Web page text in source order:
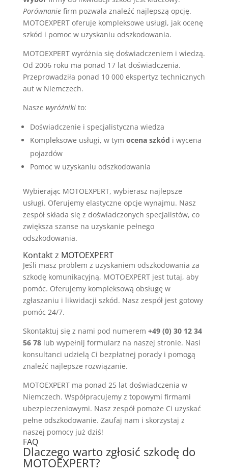
Porównaniefirm pozwala znaleźć najlepszą opcję.
MOTOEXPERT oferuje kompleksowe usługi, jak ocenę
szkód i pomoc w uzyskaniu odszkodowania.
MOTOEXPERT wyróżnia się doświadczeniem i wiedzą.
Od 2006 roku ma ponad 17 lat doświadczenia.
Przeprowadziła ponad 10 000 ekspertyz technicznych
aut w Niemczech.
Nasze wyróżnikito:
Doświadczenie i specjalistyczna wiedza
Kompleksowe usługi, w tym ocena szkód i wycena
pojazdów
Pomoc w uzyskaniu odszkodowania
Wybierając MOTOEXPERT, wybierasz najlepsze
usługi. Oferujemy elastyczne opcje wynajmu. Nasz
zespół składa się z doświadczonych specjalistów, co
zwiększa szanse na uzyskanie pełnego
odszkodowania.
Kontakt z MOTOEXPERT
Jeśli masz problem z uzyskaniem odszkodowania za
szkodę komunikacyjną, MOTOEXPERT jest tutaj, aby
pomóc. Oferujemy kompleksową obsługę w
zgłaszaniu i likwidacji szkód. Nasz zespół jest gotowy
pomóc 24/7.
Skontaktuj się z nami pod numerem +49 (0) 30 12 34
56 78lub wypełnij formularz na naszej stronie. Nasi
konsultanci udzielą Ci bezpłatnej porady i pomogą
znaleźć najlepsze rozwiązanie.
MOTOEXPERT ma ponad 25 lat doświadczenia w
Niemczech. Współpracujemy z topowymi firmami
ubezpieczeniowymi. Nasz zespół pomoże Ci uzyskać
pełne odszkodowanie. Zaufaj nam i skorzystaj z
naszej pomocy już dziś!
FAQ
Dlaczego warto zgłosić szkodę do
MOTOEXPERT?